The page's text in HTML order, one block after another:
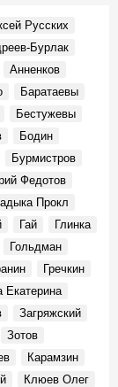
тренеру
«Ветви
и
Русских
Бурлак
Анненков
Баратаевы
Бестужевы
Бодин
Бурмистров
Федотов
Прокл
Гай
Глинка
Гольдман
Гречкин
Екатерина
Загряжский
Зотов
Карамзин
Клюев Олег